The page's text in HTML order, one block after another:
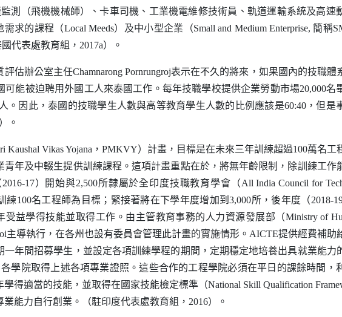
測（飛機機械師）、卡車司機、工業機電維修技術員、軌道運輸系統及高速
需求的課程（Local Meeds）及中小型企業（Small and Medium Enterprise, 簡稱
代表處教育組，2017a）。
估辦公室主任Chamnarong Pornrungroj表示在不久的將來，如果國內的技職體
能被迫聘用外國工人來泰國工作。每年技職學校提供企業勞動市場20,000名
。因此，泰國的技職學生人數與高等教育學生人數的比例應該是60:40，但是
。
Kaushal Vikas Yojana ， PMKVY）計畫，目標是在未來三年訓練超過100萬名工
年及中輟生提供訓練課程。這項計畫重點在於，將無年齡限制，除訓練工作
17）開始與2,500所隸屬於全印度技職教育學會（All India Council for
100名工程師為目標；緊接著將在下學年度增加到3,000所，後年度（2018-
受益學得技能並取得工作。由主管教育事務的人力資源發展部（Ministry of
主導執行，在各州也設有委員會管理此計畫的實施情形。 AICTE提供經費補助
年間招募學生，並設定各項訓練學程的期間，定期穩定地培養出具就業能力
學院取得上述各項專業證照。這些合作的工程學院必須在平日的課餘時間，
得適當的技能，並取得在國家技能檢定標準（National Skill Qualification
能力自行創業。（駐印度代表處教育組，2016）。